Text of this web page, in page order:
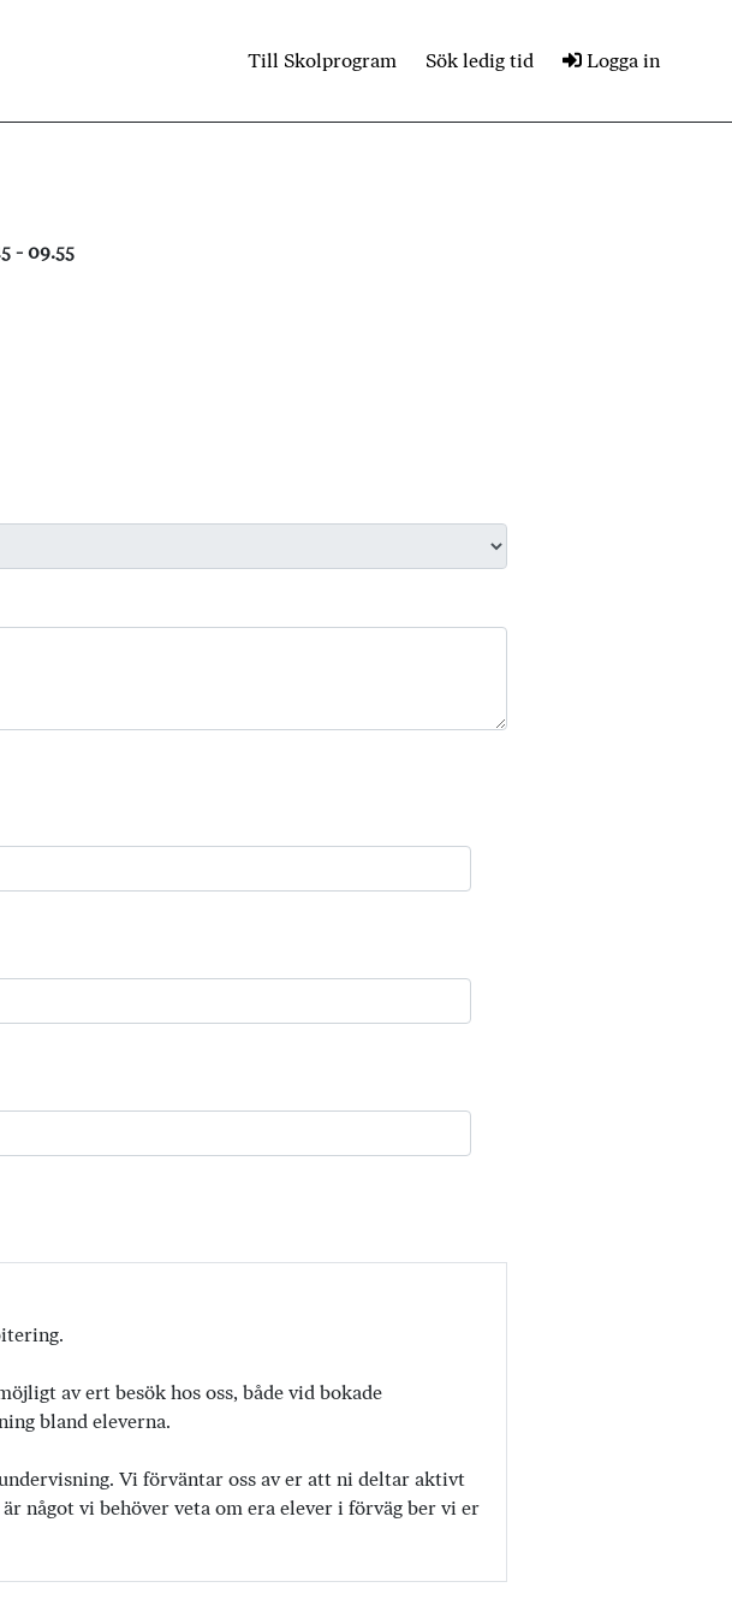
Till Skolprogram Sök ledig tid Logga in
- 09.55
av ert besök hos oss, både vid bokade
bland eleverna.
Vi förväntar oss av er att ni deltar aktivt
något vi behöver veta om era elever i förväg ber vi er